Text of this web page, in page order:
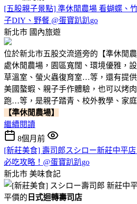
[五股親子景點] 準休閒農場 看蝴蝶、
子DIY、野餐 @蛋寶趴趴go
新北市 國內旅遊
位於新北市五股交流道旁的【準休閒
處休閒農場，園區寬闊、環境優雅，
草溫室、螢火蟲復育室…等，還有提
美國螯蝦、親子手作體驗，也可以烤
跑…等，是親子踏青、校外教學、家庭
【準休閒農場】
繼續閱讀
8個月前
[新莊美食] 壽司郎スシロー新莊中平店
必吃攻略！@蛋寶趴趴go
新北市 美味食記
平價的 日式迴轉壽司店